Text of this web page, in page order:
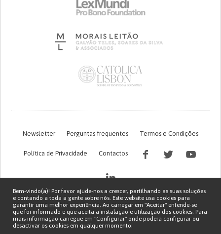
Newsletter Perguntas frequentes Termos e Condições
Política de Privacidade Contactos
Bem-vindo(a)! Por favor ajude-nos a crescer, partilhando as suas soluções
e contando a toda a gente sobre nós. Este website usa cookies para
garantir uma melhor experiência. Ao carregar em "Aceitar" entende-se
que foi informado e que aceita a instalação e utilização dos cookies. Para
mais informação carregue em "Configurar" onde poderá configurar ou
desactivar os cookies em qualquer momento.